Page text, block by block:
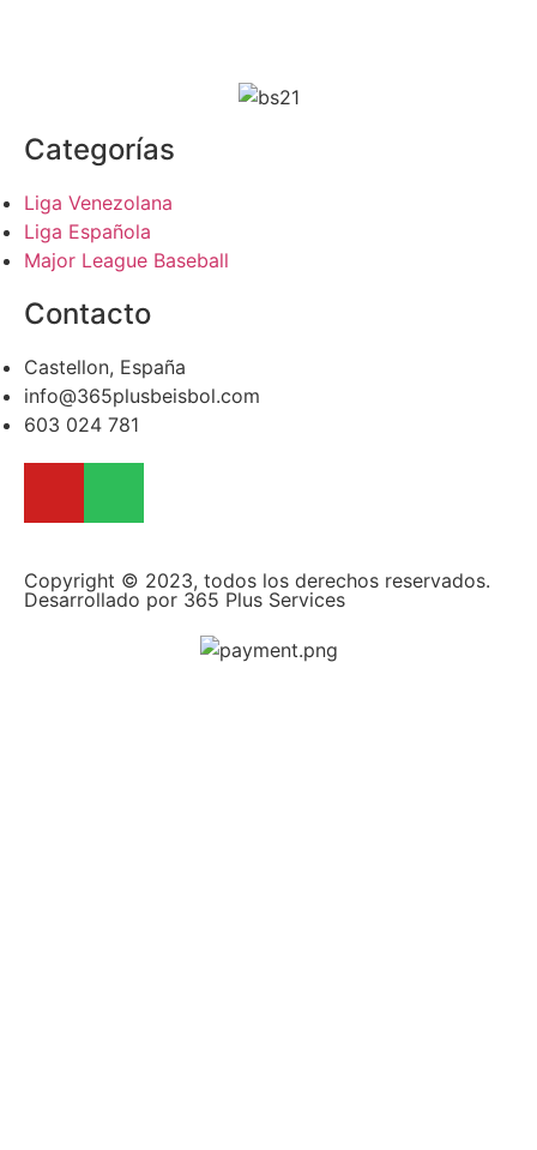
Categorías
Liga Venezolana
Liga Española
Major League Baseball
Contacto
Castellon, España
info@365plusbeisbol.com
603 024 781
Copyright © 2023, todos los derechos reservados.
Desarrollado por 365 Plus Services